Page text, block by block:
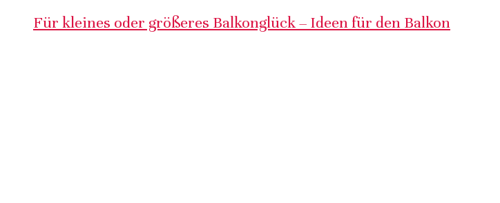
Für kleines oder größeres Balkonglück – Ideen für den Balkon